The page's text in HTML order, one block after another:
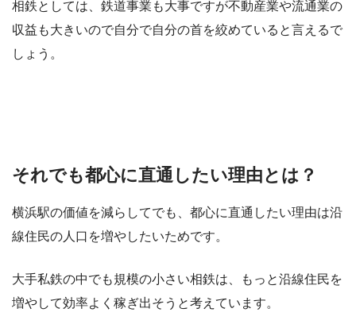
相鉄としては、鉄道事業も大事ですが不動産業や流通業の
収益も大きいので自分で自分の首を絞めていると言えるで
しょう。
それでも都心に直通したい理由とは？
横浜駅の価値を減らしてでも、都心に直通したい理由は沿
線住民の人口を増やしたいためです。
大手私鉄の中でも規模の小さい相鉄は、もっと沿線住民を
増やして効率よく稼ぎ出そうと考えています。